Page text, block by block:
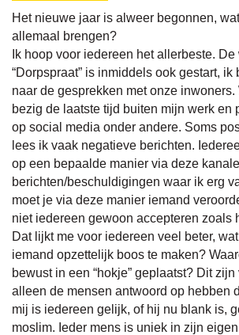
Het nieuwe jaar is alweer begonnen,
allemaal brengen?
Ik hoop voor iedereen het allerbeste.
“Dorpspraat” is inmiddels ook gestart, ik
naar de gesprekken met onze inwoners.
bezig de laatste tijd buiten mijn werk en
op social media onder andere. Soms
lees ik vaak negatieve berichten.
op een bepaalde manier via deze
berichten/beschuldigingen waar ik erg
moet je via deze manier iemand
niet iedereen gewoon accepteren zoals
Dat lijkt me voor iedereen veel beter,
iemand opzettelijk boos te maken?
bewust in een “hokje” geplaatst? Dit
alleen de mensen antwoord op hebben
mij is iedereen gelijk, of hij nu blank is,
moslim. Ieder mens is uniek in zijn